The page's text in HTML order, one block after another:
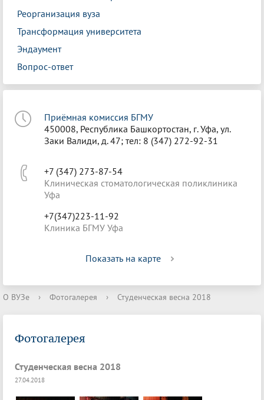
Реорганизация вуза
Трансформация университета
Эндаумент
Вопрос-ответ
Приёмная комиссия БГМУ
450008, Республика Башкортостан, г. Уфа, ул.
Заки Валиди, д. 47; тел: 8 (347) 272-92-31
+7 (347) 273-87-54
Клиническая стоматологическая поликлиника
Уфа
+7(347)223-11-92
Клиника БГМУ Уфа
Показать на карте
О ВУЗе › Фотогалерея › Студенческая весна 2018
Фотогалерея
Студенческая весна 2018
27.04.2018